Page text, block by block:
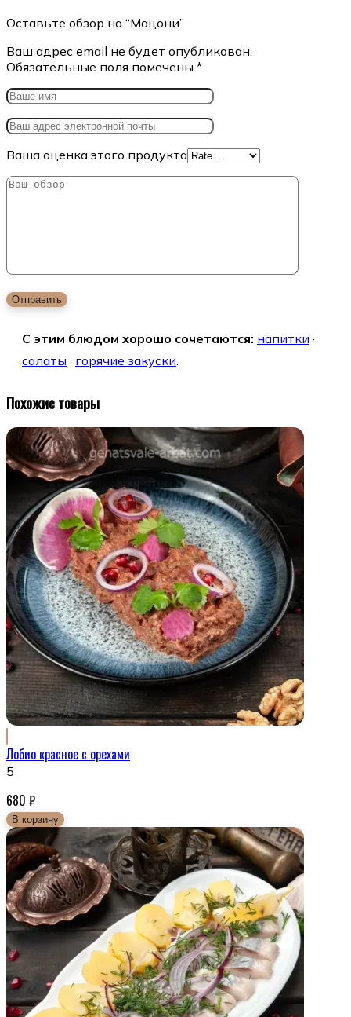
Оставьте обзор на “Мацони”
Ваш адрес email не будет опубликован.
Обязательные поля помечены *
Ваша оценка этого продукта
С этим блюдом хорошо сочетаются: напитки ·
салаты · горячие закуски
Похожие товары
Лобио красное с орехами
5
680 ₽
В корзину